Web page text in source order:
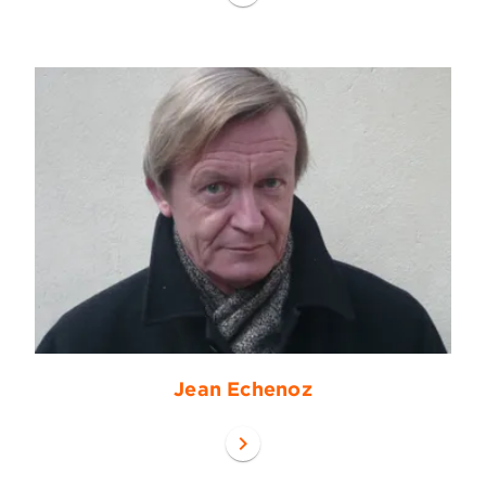
Jean Echenoz
chevron_right